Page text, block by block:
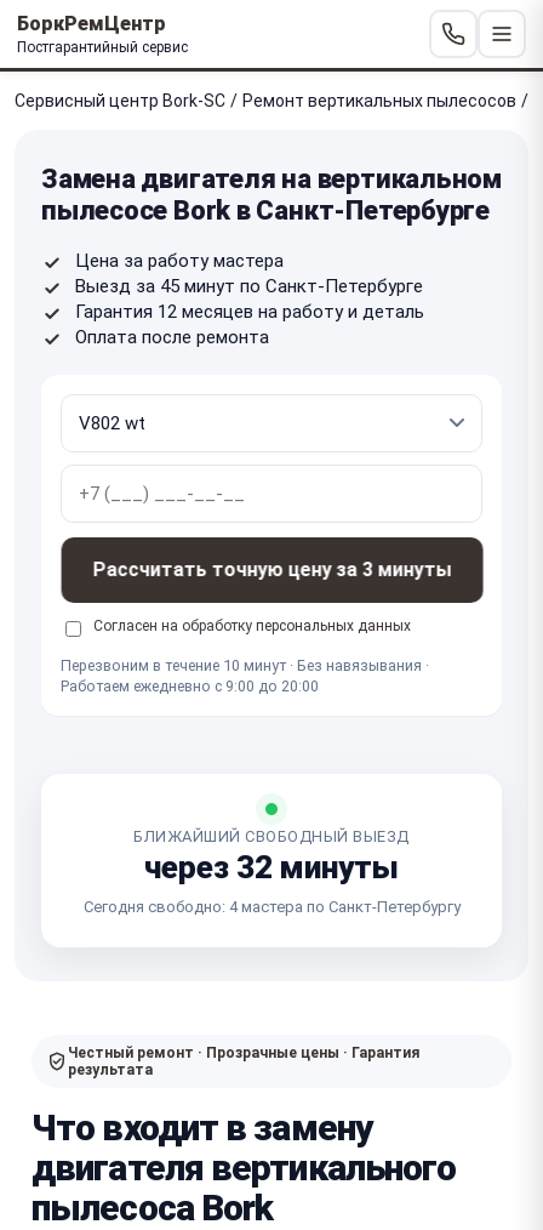
БоркРемЦентр
Постгарантийный сервис
Сервисный центр Bork-SC / Ремонт вертикальных пылесосов /
Замена двигателя на вертикальном
пылесосе Bork в Санкт-Петербурге
Цена за работу мастера
Выезд за 45 минут по Санкт-Петербурге
Гарантия 12 месяцев на работу и деталь
Оплата после ремонта
Рассчитать точную цену за 3 минуты
Согласен на обработку персональных данных
Перезвоним в течение 10 минут · Без навязывания ·
Работаем ежедневно с 9:00 до 20:00
БЛИЖАЙШИЙ СВОБОДНЫЙ ВЫЕЗД
через 32 минуты
Сегодня свободно: 4 мастера по Санкт-Петербургу
Честный ремонт · Прозрачные цены · Гарантия
результата
Что входит в замену
двигателя вертикального
пылесоса Bork